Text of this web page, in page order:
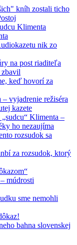
kníh zostali ticho
Klimenta
nik zo
na post riaditeľa
zbavil
keď hovorí za
vyjadrenie režiséra
kazete
Klimenta –
ho nezaujíma
rozsudok sa
za rozsudok, ktorý
múdrosti
sme nemohli
bahna slovenskej